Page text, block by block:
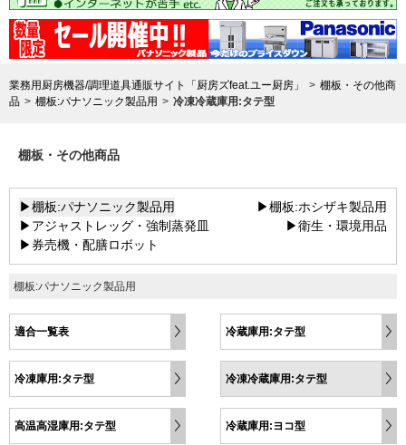
業務用厨房機器/調理道具通販サイト「厨房ズfeat.ユー厨房」
棚板・その他商
品
棚板:パナソニック製品用 冷凍冷蔵庫用:タテ型
棚板・その他商品
▶棚板:パナソニック製品用
▶棚板:ホシザキ製品用
▶アジャストレッグ・強制蒸発皿
▶衛生・環境用品
▶券売機・配膳ロボット
棚板:パナソニック製品用
適合一覧表 冷蔵庫用:タテ型
冷凍庫用:タテ型 冷凍冷蔵庫用:タテ型
高温高湿庫用:タテ型 冷蔵庫用:ヨコ型